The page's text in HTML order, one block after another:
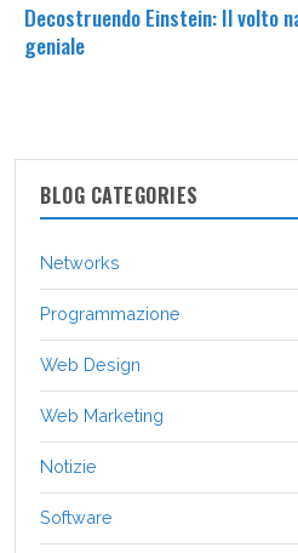
Decostruendo Einstein: Il volto
geniale
BLOG CATEGORIES
Networks
Programmazione
Web Design
Web Marketing
Notizie
Software